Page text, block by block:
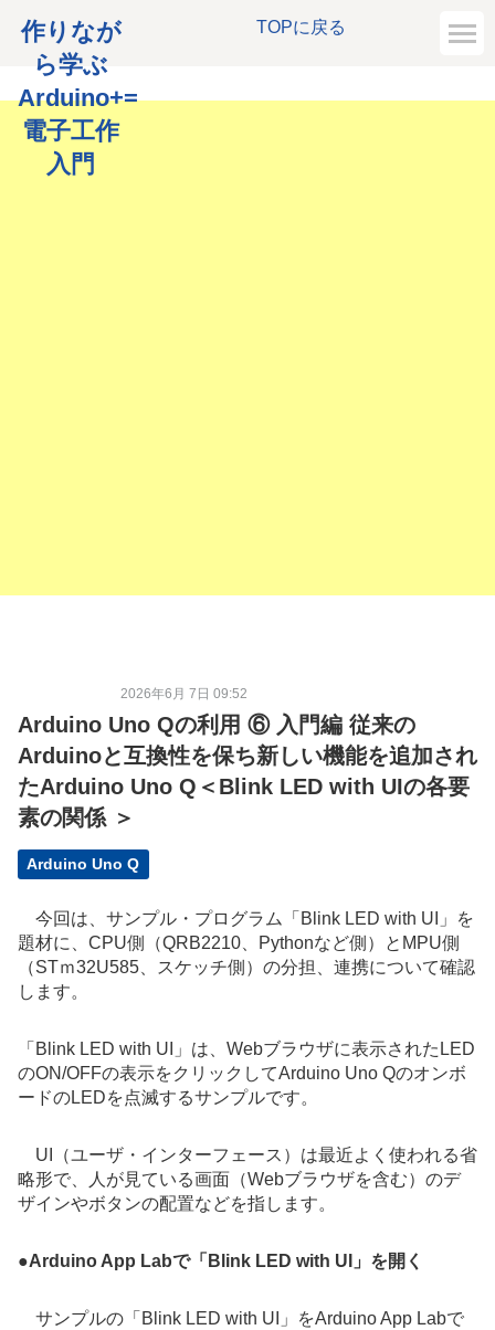
TOPに戻る
作りなが
ら学ぶ
Arduino+=
電子工作
入門
2026年6月 7日 09:52
Arduino Uno Qの利用 ⑥ 入門編 従来の
Arduinoと互換性を保ち新しい機能を追加され
たArduino Uno Q＜Blink LED with UIの各要
素の関係 ＞
Arduino Uno Q
今回は、サンプル・プログラム「Blink LED with UI」を
題材に、CPU側（QRB2210、Pythonなど側）とMPU側
（STｍ32U585、スケッチ側）の分担、連携について確認
します。
「Blink LED with UI」は、Webブラウザに表示されたLED
のON/OFFの表示をクリックしてArduino Uno Qのオンボ
ードのLEDを点滅するサンプルです。
UI（ユーザ・インターフェース）は最近よく使われる省
略形で、人が見ている画面（Webブラウザを含む）のデ
ザインやボタンの配置などを指します。
●Arduino App Labで「Blink LED with UI」を開く
サンプルの「Blink LED with UI」をArduino App Labで